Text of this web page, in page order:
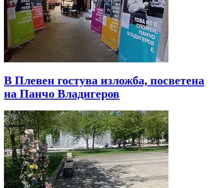
В Плевен гостува изложба, посветена
на Панчо Владигеров